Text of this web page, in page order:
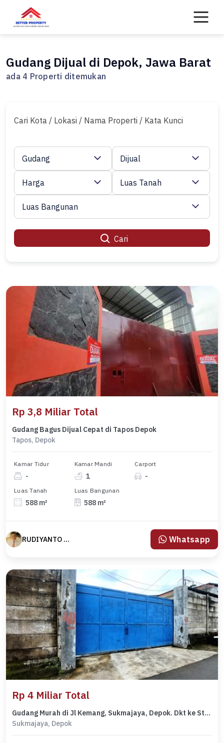
content
Gudang Dijual di Depok, Jawa Barat
ada 4 Properti ditemukan
Cari Kota / Lokasi / Nama Properti / Kata Kunci
Cari
Gudang Dijual
Harga Luas Tanah
Luas Bangunan
Rp 3,8 Miliar Total
Gudang Bagus Dijual Cepat di Tapos Depok
Tapos, Depok
Kamar Tidur
-
Kamar Mandi
1
Carport
-
Luas Tanah
588 m²
Luas Bangunan
588 m²
RUDIYANTO yanto Whatsapp
Rp 4 Miliar Total
Gudang Murah di Jl Kemang, Sukmajaya, Depok. Dkt ke Studio Alam Tvri
Sukmajaya, Depok